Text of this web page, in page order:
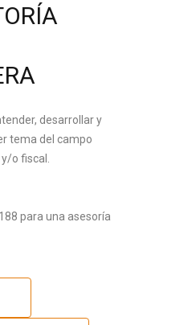
desarrollar y
tema del campo
o fiscal.
para una asesoría